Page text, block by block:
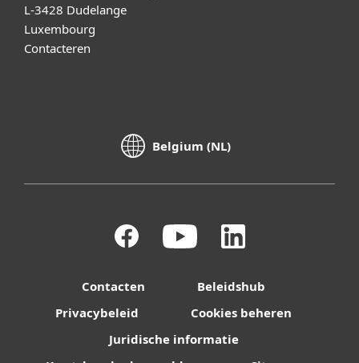
L-3428 Dudelange
Luxembourg
Contacteren
Belgium (NL)
Contacten
Beleidshub
Privacybeleid
Cookies beheren
Juridische informatie